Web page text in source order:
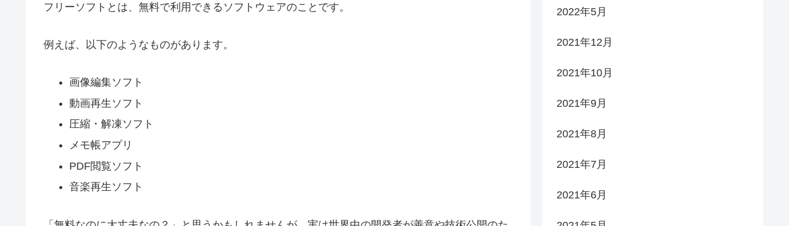
フリーソフトとは、無料で利用できるソフトウェアのことです。
例えば、以下のようなものがあります。
画像編集ソフト
動画再生ソフト
圧縮・解凍ソフト
メモ帳アプリ
PDF閲覧ソフト
音楽再生ソフト
2022年5月
2021年12月
2021年10月
2021年9月
2021年8月
2021年7月
2021年6月